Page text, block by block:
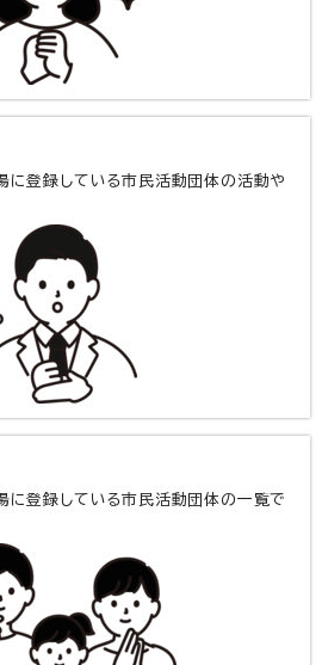
登録している市民活動団体の活動や
登録している市民活動団体の一覧で